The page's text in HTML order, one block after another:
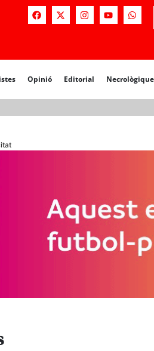
Opinió Editorial
Opinió Editorial Necrològiques